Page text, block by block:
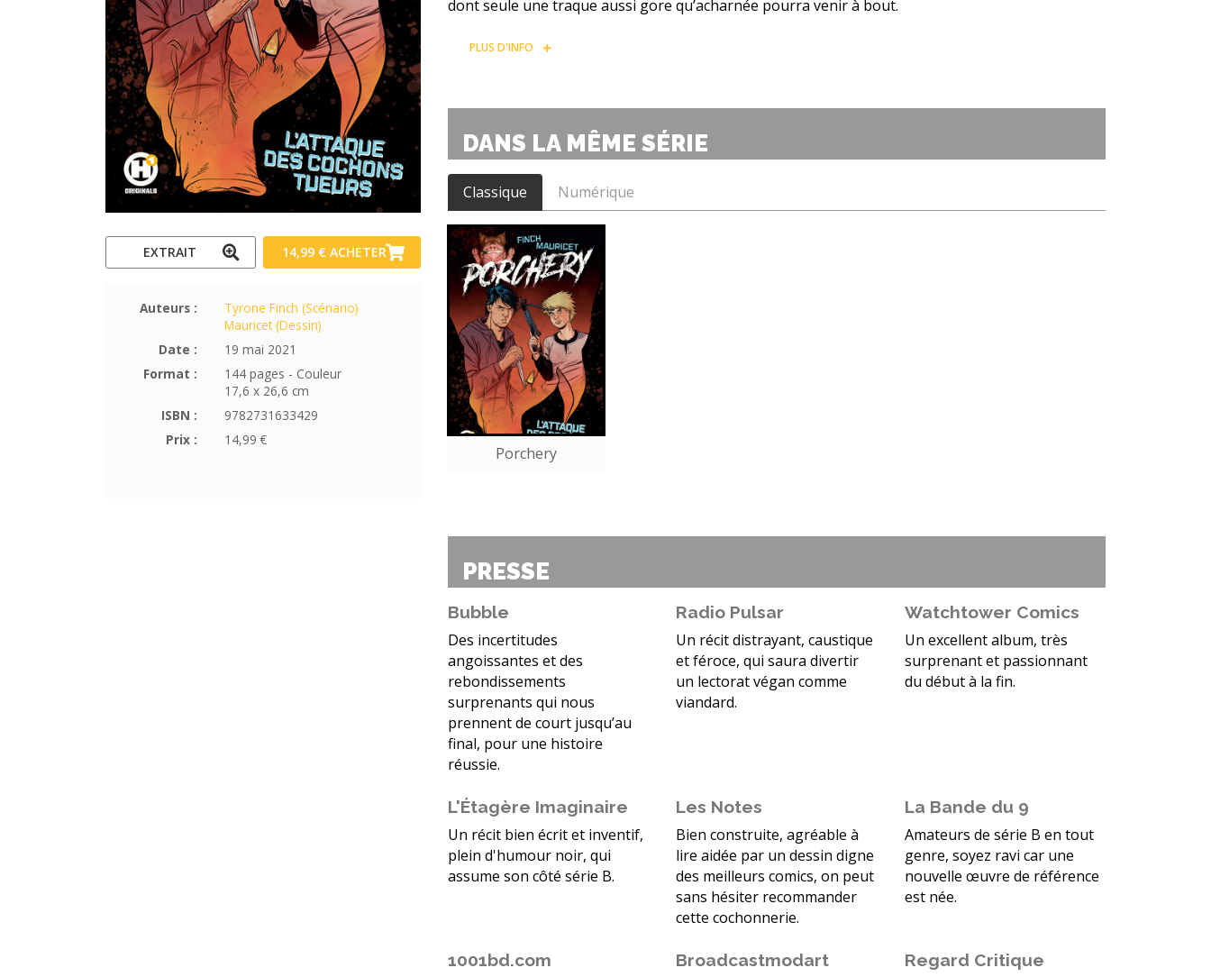
EXTRAIT 14,99 € ACHETER
Auteurs :
Tyrone Finch (Scénario)
Mauricet (Dessin)
Date :
19 mai 2021
Format :
144 pages - Couleur
17,6 x 26,6 cm
ISBN :
9782731633429
Prix :
14,99 €
dont seule une traque aussi gore qu’acharnée pourra venir à bout.
PLUS D'INFO
DANS LA MÊME SÉRIE
Classique Numérique
Porchery
PRESSE
Bubble
Des incertitudes
angoissantes et des
rebondissements
surprenants qui nous
prennent de court jusqu’au
final, pour une histoire
réussie.
Radio Pulsar
Un récit distrayant, caustique
et féroce, qui saura divertir
un lectorat végan comme
viandard.
Watchtower Comics
Un excellent album, très
surprenant et passionnant
du début à la fin.
L'Étagère Imaginaire
Un récit bien écrit et inventif,
plein d'humour noir, qui
assume son côté série B.
Les Notes
Bien construite, agréable à
lire aidée par un dessin digne
des meilleurs comics, on peut
sans hésiter recommander
cette cochonnerie.
La Bande du 9
Amateurs de série B en tout
genre, soyez ravi car une
nouvelle œuvre de référence
est née.
1001bd.com
Broadcastmodart
Regard Critique